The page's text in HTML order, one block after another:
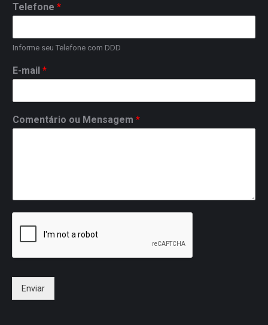
Telefone *
Informe seu Telefone com DDD
E-mail *
Comentário ou Mensagem *
Enviar